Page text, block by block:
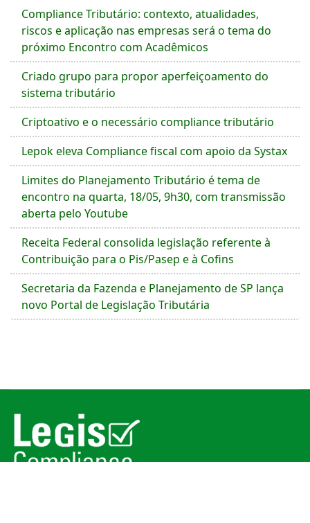
Compliance Tributário: contexto, atualidades,
riscos e aplicação nas empresas será o tema do
próximo Encontro com Acadêmicos
Criado grupo para propor aperfeiçoamento do
sistema tributário
Criptoativo e o necessário compliance tributário
Lepok eleva Compliance fiscal com apoio da Systax
Limites do Planejamento Tributário é tema de
encontro na quarta, 18/05, 9h30, com transmissão
aberta pelo Youtube
Receita Federal consolida legislação referente à
Contribuição para o Pis/Pasep e à Cofins
Secretaria da Fazenda e Planejamento de SP lança
novo Portal de Legislação Tributária